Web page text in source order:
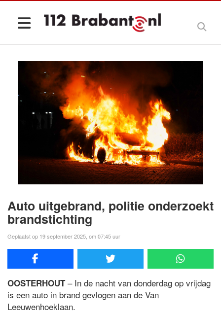
Auto uitgebrand, politie onderzoekt
brandstichting
Geplaatst op 19 september 2025, om 07:45 uur
OOSTERHOUT– In de nacht van donderdag op vrijdag
is een auto in brand gevlogen aan de Van
Leeuwenhoeklaan.